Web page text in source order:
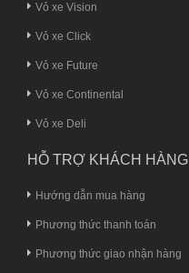
Vỏ xe Vision
Vỏ xe Click
Vỏ xe Future
Vỏ xe Continental
Vỏ xe Deli
HỖ TRỢ KHÁCH HÀNG
Hướng dẫn mua hàng
Phương thức thanh toán
Phương thức giao nhận hàng